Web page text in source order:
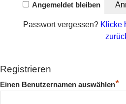
Angemeldet bleiben
Passwort vergessen? Klicke
Registrieren
Einen Benutzernamen auswählen*